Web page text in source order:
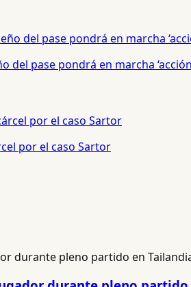
del pase pondrá en marcha
por el caso Sartor